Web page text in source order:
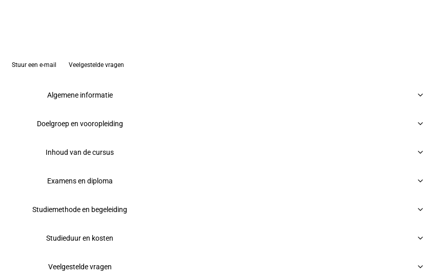
Stuur een e-mail Veelgestelde vragen
Algemene informatie
Doelgroep en vooropleiding
Inhoud van de cursus
Examens en diploma
Studiemethode en begeleiding
Studieduur en kosten
Veelgestelde vragen